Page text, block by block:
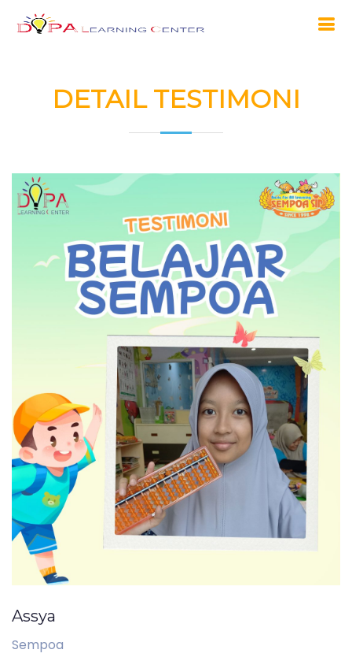
DETAIL TESTIMONI
Assya
Sempoa